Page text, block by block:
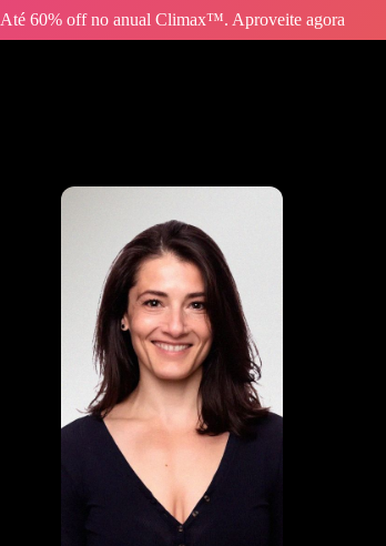
Até 60% off no anual Climax™. Aproveite agora